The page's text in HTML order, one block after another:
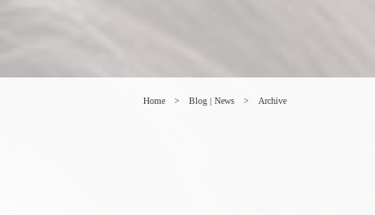
Home Blog | News Archive